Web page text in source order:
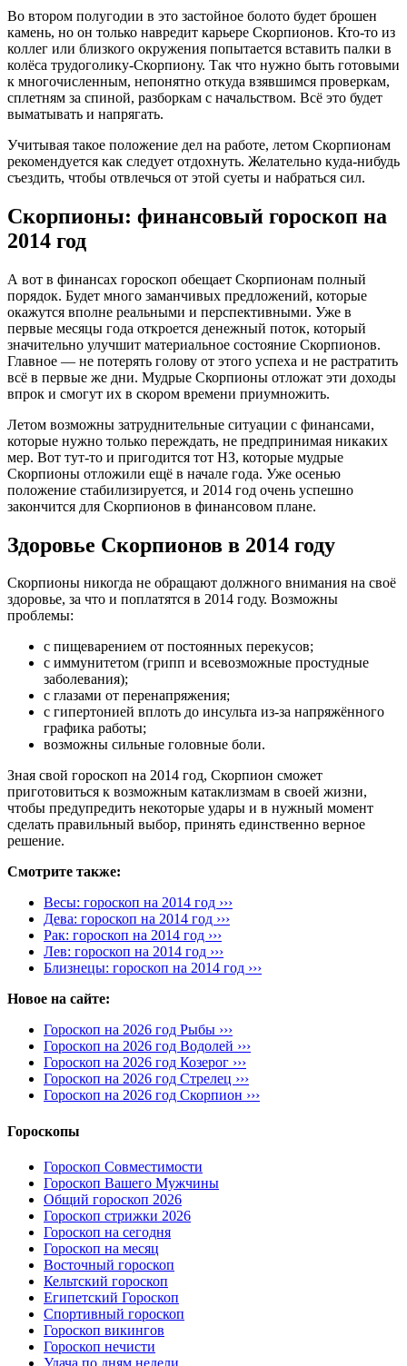
Во втором полугодии в это застойное болото будет брошен
камень, но он только навредит карьере Скорпионов. Кто-то из
коллег или близкого окружения попытается вставить палки в
колёса трудоголику-Скорпиону. Так что нужно быть готовыми
к многочисленным, непонятно откуда взявшимся проверкам,
сплетням за спиной, разборкам с начальством. Всё это будет
выматывать и напрягать.
Учитывая такое положение дел на работе, летом Скорпионам
рекомендуется как следует отдохнуть. Желательно куда-нибудь
съездить, чтобы отвлечься от этой суеты и набраться сил.
Скорпионы: финансовый гороскоп на
2014 год
А вот в финансах гороскоп обещает Скорпионам полный
порядок. Будет много заманчивых предложений, которые
окажутся вполне реальными и перспективными. Уже в
первые месяцы года откроется денежный поток, который
значительно улучшит материальное состояние Скорпионов.
Главное — не потерять голову от этого успеха и не растратить
всё в первые же дни. Мудрые Скорпионы отложат эти доходы
впрок и смогут их в скором времени приумножить.
Летом возможны затруднительные ситуации с финансами,
которые нужно только переждать, не предпринимая никаких
мер. Вот тут-то и пригодится тот НЗ, которые мудрые
Скорпионы отложили ещё в начале года. Уже осенью
положение стабилизируется, и 2014 год очень успешно
закончится для Скорпионов в финансовом плане.
Здоровье Скорпионов в 2014 году
Скорпионы никогда не обращают должного внимания на своё
здоровье, за что и поплатятся в 2014 году. Возможны
проблемы:
с пищеварением от постоянных перекусов;
с иммунитетом (грипп и всевозможные простудные
заболевания);
с глазами от перенапряжения;
с гипертонией вплоть до инсульта из-за напряжённого
графика работы;
возможны сильные головные боли.
Зная свой гороскоп на 2014 год, Скорпион сможет
приготовиться к возможным катаклизмам в своей жизни,
чтобы предупредить некоторые удары и в нужный момент
сделать правильный выбор, принять единственно верное
решение.
Смотрите также:
Весы: гороскоп на 2014 год ›››
Дева: гороскоп на 2014 год ›››
Рак: гороскоп на 2014 год ›››
Лев: гороскоп на 2014 год ›››
Близнецы: гороскоп на 2014 год ›››
Новое на сайте:
Гороскоп на 2026 год Рыбы ›››
Гороскоп на 2026 год Водолей ›››
Гороскоп на 2026 год Козерог ›››
Гороскоп на 2026 год Стрелец ›››
Гороскоп на 2026 год Скорпион ›››
Гороскопы
Гороскоп Совместимости
Гороскоп Вашего Мужчины
Общий гороскоп 2026
Гороскоп стрижки 2026
Гороскоп на сегодня
Гороскоп на месяц
Восточный гороскоп
Кельтский гороскоп
Египетский Гороскоп
Спортивный гороскоп
Гороскоп викингов
Гороскоп нечисти
Удача по дням недели